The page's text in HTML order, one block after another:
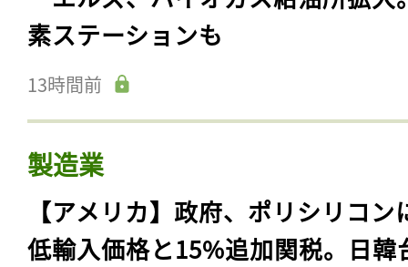
素ステーションも
13時間前
製造業
【アメリカ】政府、ポリシリコン
低輸入価格と15%追加関税。日韓